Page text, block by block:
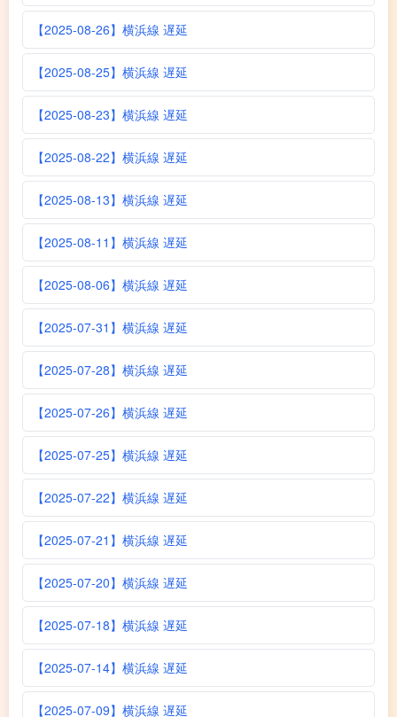
【2025-08-26】横浜線 遅延
【2025-08-25】横浜線 遅延
【2025-08-23】横浜線 遅延
【2025-08-22】横浜線 遅延
【2025-08-13】横浜線 遅延
【2025-08-11】横浜線 遅延
【2025-08-06】横浜線 遅延
【2025-07-31】横浜線 遅延
【2025-07-28】横浜線 遅延
【2025-07-26】横浜線 遅延
【2025-07-25】横浜線 遅延
【2025-07-22】横浜線 遅延
【2025-07-21】横浜線 遅延
【2025-07-20】横浜線 遅延
【2025-07-18】横浜線 遅延
【2025-07-14】横浜線 遅延
【2025-07-09】横浜線 遅延